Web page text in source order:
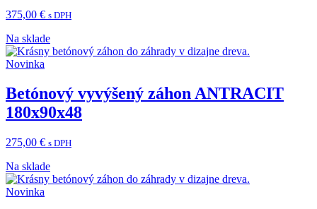
375,00 € s DPH
Na sklade
Novinka
Betónový vyvýšený záhon ANTRACIT
180x90x48
275,00 € s DPH
Na sklade
Novinka